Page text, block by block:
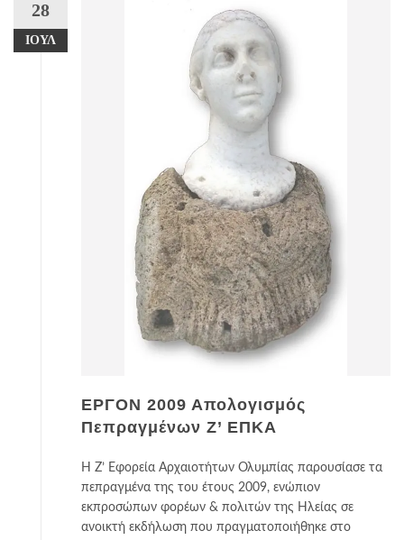
28
ΙΟΎΛ
ΕΡΓΟΝ 2009 Απολογισμός
Πεπραγμένων Ζ’ ΕΠΚΑ
Η Ζ’ Εφορεία Αρχαιοτήτων Ολυμπίας παρουσίασε τα
πεπραγμένα της του έτους 2009, ενώπιον
εκπροσώπων φορέων & πολιτών της Ηλείας σε
ανοικτή εκδήλωση που πραγματοποιήθηκε στο